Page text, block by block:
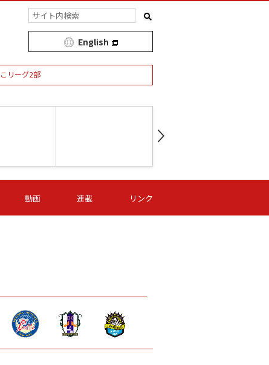
English
リーグ2部
06 (日) 15:00
-
第16節 09/06 (日) 15:00
- -
動画 連載 リンク